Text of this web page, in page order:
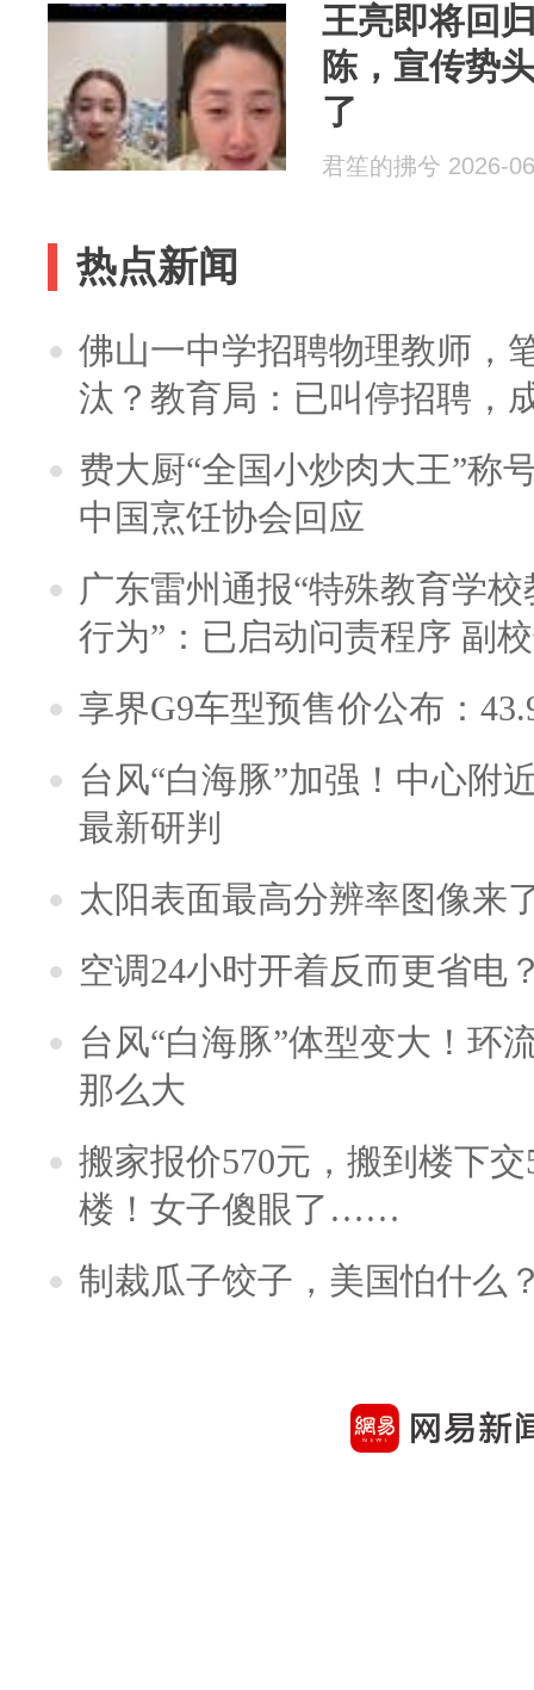
王亮即将回
陈，宣传势
了
君笙的拂兮 2026-
热点新闻
佛山一中学招聘物理教师，
汰？教育局：已叫停招聘，
费大厨“全国小炒肉大王”称
中国烹饪协会回应
广东雷州通报“特殊教育学
行为”：已启动问责程序 副
享界G9车型预售价公布：
台风“白海豚”加强！中心附
最新研判
太阳表面最高分辨率图像来
空调24小时开着反而更省电
台风“白海豚”体型变大！环
那么大
搬家报价570元，搬到楼下
楼！女子傻眼了……
制裁瓜子饺子，美国怕什么